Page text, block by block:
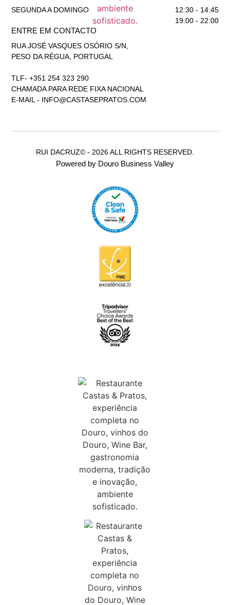
SEGUNDA A DOMINGO
12:30 - 14:45
19:00 - 22:00
ENTRE EM CONTACTO
RUA JOSÉ VASQUES OSÓRIO S/N,
PESO DA RÉGUA, PORTUGAL
TLF- +351 254 323 290
CHAMADA PARA REDE FIXA NACIONAL
E-MAIL - INFO@CASTASEPRATOS.COM
RUI DACRUZ© - 2026 ALL RIGHTS RESERVED.
Powered by Douro Business Valley